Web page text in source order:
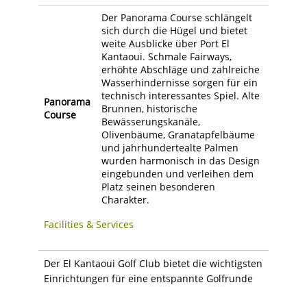
Panorama
Course
Der Panorama Course schlängelt
sich durch die Hügel und bietet
weite Ausblicke über Port El
Kantaoui. Schmale Fairways,
erhöhte Abschläge und zahlreiche
Wasserhindernisse sorgen für ein
technisch interessantes Spiel. Alte
Brunnen, historische
Bewässerungskanäle,
Olivenbäume, Granatapfelbäume
und jahrhundertealte Palmen
wurden harmonisch in das Design
eingebunden und verleihen dem
Platz seinen besonderen
Charakter.
Facilities & Services
Der El Kantaoui Golf Club bietet die wichtigsten
Einrichtungen für eine entspannte Golfrunde